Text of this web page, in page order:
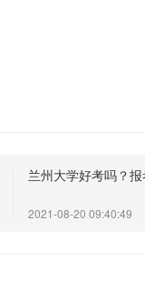
兰州大学好考吗？
2021-08-20 09:40:49